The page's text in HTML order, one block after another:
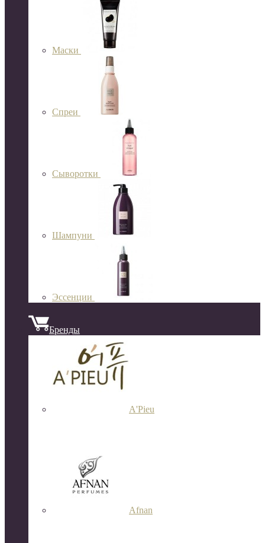
Маски
Спреи
Сыворотки
Шампуни
Эссенции
Бренды
A'Pieu
Afnan